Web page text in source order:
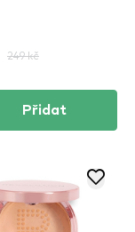
249 kč
Přidat